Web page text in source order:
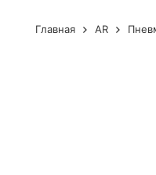
Главная AR